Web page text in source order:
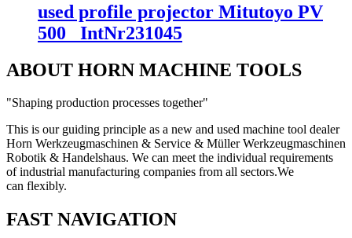
used profile projector Mitutoyo PV
500 _IntNr231045
ABOUT HORN MACHINE TOOLS
"Shaping production processes together"
This is our guiding principle as a new and used machine tool dealer
Horn Werkzeugmaschinen & Service & Müller Werkzeugmaschinen
Robotik & Handelshaus. We can meet the individual requirements
of industrial manufacturing companies from all sectors.We
can flexibly.
FAST NAVIGATION